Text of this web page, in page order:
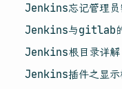
Jenkins忘记管理员
Jenkins与gitlab
Jenkins根目录详解
Jenkins插件之显示